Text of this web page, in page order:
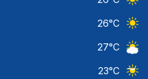
26°C
27°C
23°C